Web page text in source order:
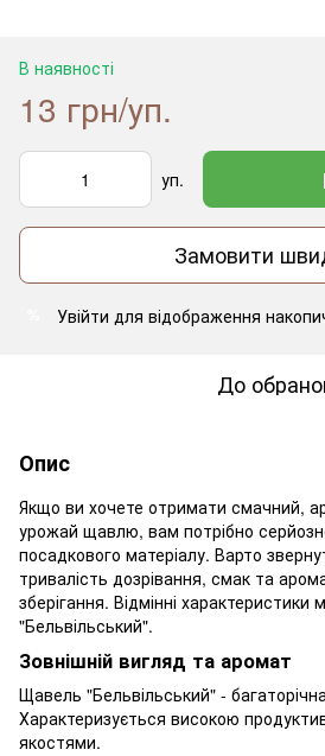
В наявності
13 грн/уп.
уп.
Замовити
Увійти для відображення
До
Опис
Якщо ви хочете отримати смачний,
урожай щавлю, вам потрібно
посадкового матеріалу. Варто
тривалість дозрівання, смак та
зберігання. Відмінні характеристики
"Бельвільський".
Зовнішній вигляд та аромат
Щавель "Бельвільський" -
Характеризується високою
якостями.